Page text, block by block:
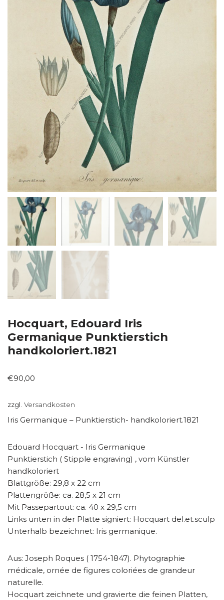
Hocquart, Edouard Iris
Germanique Punktierstich
handkoloriert.1821
€90,00
zzgl. Versandkosten
Iris Germanique – Punktierstich- handkoloriert.1821
Edouard Hocquart - Iris Germanique
Punktierstich ( Stipple engraving) , vom Künstler
handkoloriert
Blattgröße: 29,8 x 22 cm
Plattengröße: ca. 28,5 x 21 cm
Mit Passepartout: ca. 40 x 29,5 cm
Links unten in der Platte signiert: Hocquart del.et.sculp
Unterhalb bezeichnet: Iris germanique.
Aus: Joseph Roques ( 1754-1847). Phytographie
médicale, ornée de figures coloriées de grandeur
naturelle.
Hocquart zeichnete und gravierte die feinen Platten,